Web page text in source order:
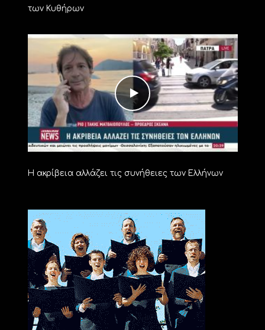
των Κυθήρων
Η ακρίβεια αλλάζει τις συνήθειες των Ελλήνων